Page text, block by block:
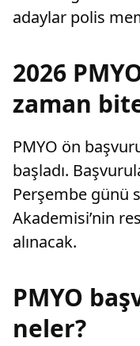
adaylar polis
2026
zaman
PMYO ön
başladı.
Perşembe günü
Akademisi’nin
alınacak.
PMYO
neler?